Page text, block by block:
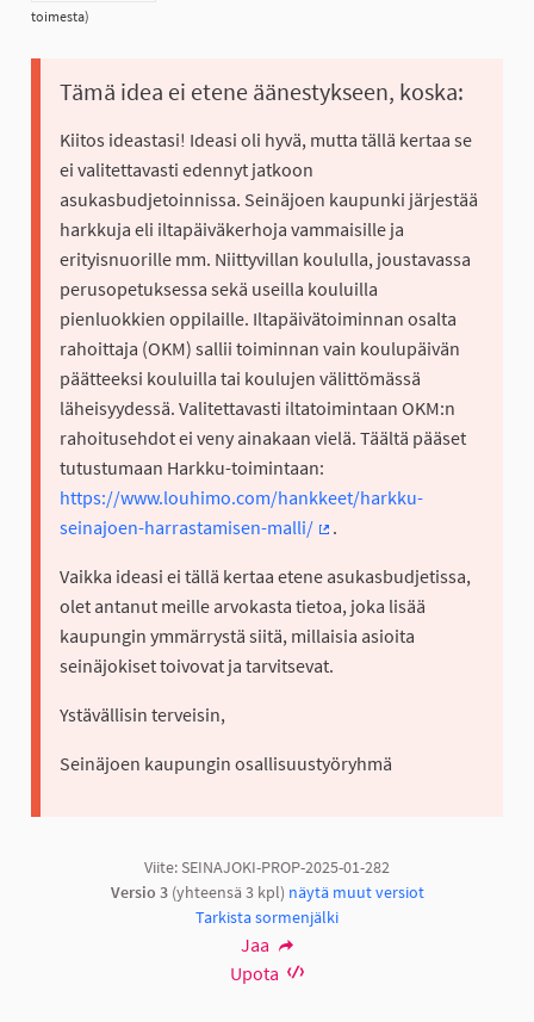
toimesta)
Tämä idea ei etene äänestykseen, koska:
Kiitos ideastasi! Ideasi oli hyvä, mutta tällä kertaa se
ei valitettavasti edennyt jatkoon
asukasbudjetoinnissa. Seinäjoen kaupunki järjestää
harkkuja eli iltapäiväkerhoja vammaisille ja
erityisnuorille mm. Niittyvillan koululla, joustavassa
perusopetuksessa sekä useilla kouluilla
pienluokkien oppilaille. Iltapäivätoiminnan osalta
rahoittaja (OKM) sallii toiminnan vain koulupäivän
päätteeksi kouluilla tai koulujen välittömässä
läheisyydessä. Valitettavasti iltatoimintaan OKM:n
rahoitusehdot ei veny ainakaan vielä. Täältä pääset
tutustumaan Harkku-toimintaan:
https://www.louhimo.com/hankkeet/harkku-
seinajoen-harrastamisen-malli/
.
Vaikka ideasi ei tällä kertaa etene asukasbudjetissa,
olet antanut meille arvokasta tietoa, joka lisää
kaupungin ymmärrystä siitä, millaisia asioita
seinäjokiset toivovat ja tarvitsevat.
Ystävällisin terveisin,
Seinäjoen kaupungin osallisuustyöryhmä
Viite: SEINAJOKI-PROP-2025-01-282
Versio 3(yhteensä 3 kpl) näytä muut versiot
Tarkista sormenjälki
Jaa
Upota